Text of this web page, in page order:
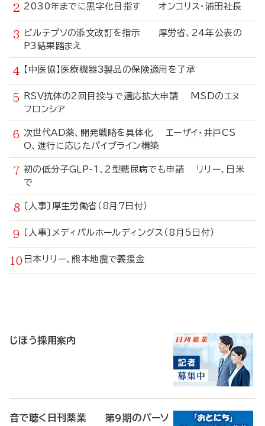
2030年までに黒字化目指す オンコリス・浦田社長
ビルテプソの添文改訂を指示 厚労省、24年公表の
P3結果踏まえ
【中医協】医療機器3製品の保険適用を了承
RSV抗体の2回目投与で適応拡大申請 MSDのエヌ
フロンシア
次世代AD薬、開発戦略を具体化 エーザイ・井戸CS
O、進行に応じたパイプライン構築
初の低分子GLP-1、2型糖尿病でも申請 リリー、日米
で
〔人事〕厚生労働省（8月7日付）
〔人事〕メディパルホールディングス（8月5日付）
日本リリー、熊本地震で義援金
じほう採用案内
音で聴く日刊薬業 第9期のパーソ